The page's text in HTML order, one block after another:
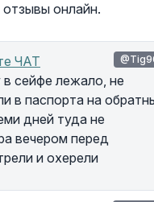
онлайн.
ЧАТ
в сейфе лежало, не
в паспорта на
дней туда не
вечером перед
и охерели